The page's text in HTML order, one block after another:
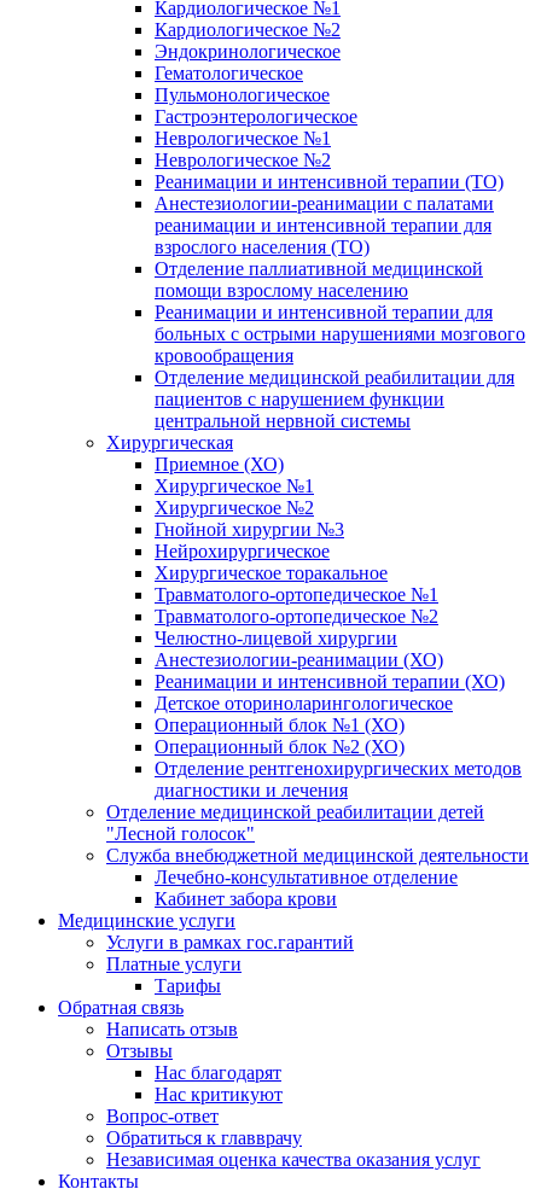
Кардиологическое №1
Кардиологическое №2
Эндокринологическое
Гематологическое
Пульмонологическое
Гастроэнтерологическое
Неврологическое №1
Неврологическое №2
Реанимации и интенсивной терапии (ТО)
Анестезиологии-реанимации с палатами
реанимации и интенсивной терапии для
взрослого населения (ТО)
Отделение паллиативной медицинской
помощи взрослому населению
Реанимации и интенсивной терапии для
больных с острыми нарушениями мозгового
кровообращения
Отделение медицинской реабилитации для
пациентов с нарушением функции
центральной нервной системы
Хирургическая
Приемное (ХО)
Хирургическое №1
Хирургическое №2
Гнойной хирургии №3
Нейрохирургическое
Хирургическое торакальное
Травматолого-ортопедическое №1
Травматолого-ортопедическое №2
Челюстно-лицевой хирургии
Анестезиологии-реанимации (ХО)
Реанимации и интенсивной терапии (ХО)
Детское оториноларингологическое
Операционный блок №1 (ХО)
Операционный блок №2 (ХО)
Отделение рентгенохирургических методов
диагностики и лечения
Отделение медицинской реабилитации детей
"Лесной голосок"
Служба внебюджетной медицинской деятельности
Лечебно-консультативное отделение
Кабинет забора крови
Медицинские услуги
Услуги в рамках гос.гарантий
Платные услуги
Тарифы
Обратная связь
Написать отзыв
Отзывы
Нас благодарят
Нас критикуют
Вопрос-ответ
Обратиться к главврачу
Независимая оценка качества оказания услуг
Контакты